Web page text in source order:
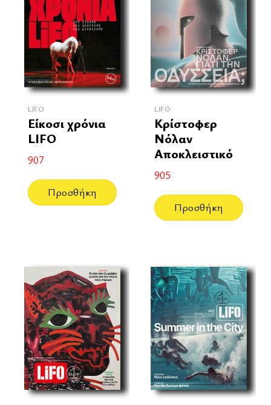
LIFO
Είκοσι χρόνια
LIFO
907
Προσθήκη
LIFO
Κρίστοφερ
Νόλαν
Αποκλειστικό
905
Προσθήκη